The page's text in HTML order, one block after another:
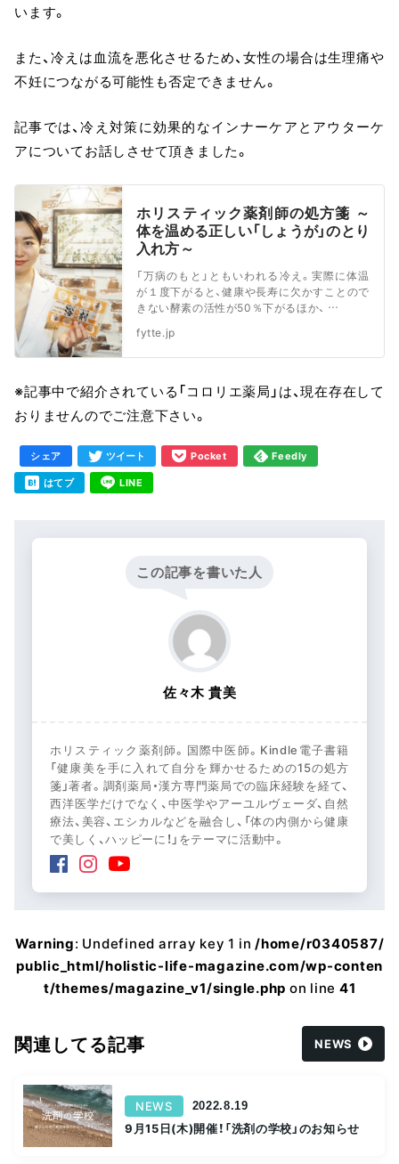
います。
また、冷えは血流を悪化させるため、女性の場合は生理痛や
不妊につながる可能性も否定できません。
記事では、冷え対策に効果的なインナーケアとアウターケ
アについてお話しさせて頂きました。
ホリスティック薬剤師の処方箋 ～
体を温める正しい「しょうが」のとり
入れ方～
「万病のもと」ともいわれる冷え。実際に体温
が１度下がると、健康や長寿に欠かすことので
きない酵素の活性が50％下がるほか、 …
fytte.jp
※記事中で紹介されている「コロリエ薬局」は、現在存在して
おりませんのでご注意下さい。
シェア ツイート Pocket
Feedly
はてブ
LINE
この記事を書いた人
佐々木 貴美
ホリスティック薬剤師。国際中医師。Kindle電子書籍
「健康美を手に入れて自分を輝かせるための15の処方
箋」著者。調剤薬局・漢方専門薬局での臨床経験を経て、
西洋医学だけでなく、中医学やアーユルヴェーダ、自然
療法、美容、エシカルなどを融合し、「体の内側から健康
で美しく、ハッピーに！」をテーマに活動中。
Warning: Undefined array key 1 in/home/r0340587/
public_html/holistic-life-magazine.com/wp-conten
t/themes/magazine_v1/single.php on line 41
関連してる記事 NEWS
NEWS 2022.8.19
9月15日(木)開催！「洗剤の学校」のお知らせ